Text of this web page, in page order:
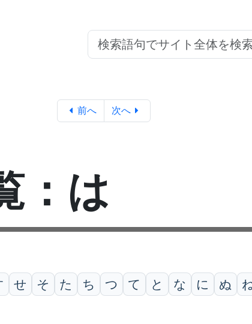
前へ 次へ
：は
せ そ た ち つ て と な に ぬ